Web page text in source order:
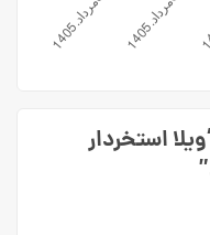
استخردار